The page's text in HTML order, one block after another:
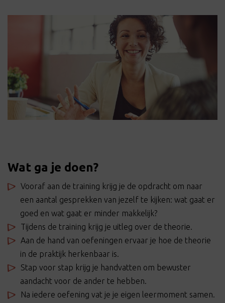
Wat ga je doen?
Vooraf aan de training krijg je de opdracht om naar
een aantal gesprekken van jezelf te kijken: wat gaat er
goed en wat gaat er minder makkelijk?
Tijdens de training krijg je uitleg over de theorie.
Aan de hand van oefeningen ervaar je hoe de theorie
in de praktijk herkenbaar is.
Stap voor stap krijg je handvatten om bewuster
aandacht voor de ander te hebben.
Na iedere oefening vat je je eigen leermoment samen.